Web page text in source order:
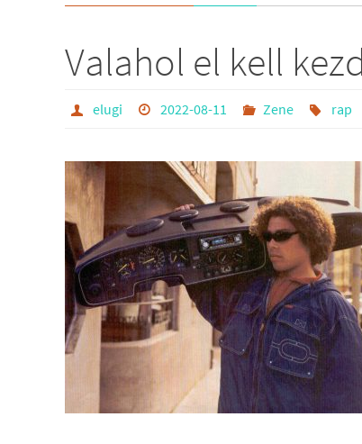
Valahol el kell
elugi 2022-08-11 Zene rap